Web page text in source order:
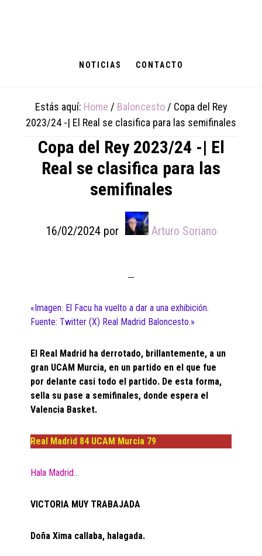
NOTICIAS CONTACTO
Estás aquí: Home / Baloncesto / Copa del Rey
2023/24 -| El Real se clasifica para las semifinales
Copa del Rey 2023/24 -| El
Real se clasifica para las
semifinales
16/02/2024por Arturo Soriano
«Imagen. El Facu ha vuelto a dar a una exhibición.
Fuente: Twitter (X) Real Madrid Baloncesto.»
El Real Madrid ha derrotado, brillantemente, a un
gran UCAM Murcia, en un partido en el que fue
por delante casi todo el partido. De esta forma,
sella su pase a semifinales, donde espera el
Valencia Basket.
Real Madrid 84 UCAM Murcia 79
Hala Madrid…
VICTORIA MUY TRABAJADA
Doña Xima callaba, halagada.